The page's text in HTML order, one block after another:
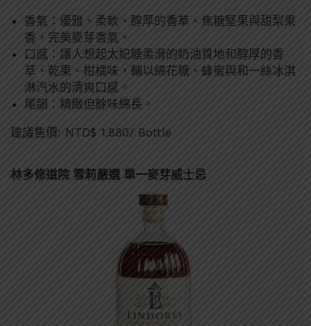
香氣：優雅、柔軟、醇厚的香草、焦糖堅果與甜梨果
香，完美麥芽香氣。
口感：讓人想起太妃糖柔滑的奶油質地和醇厚的香
草、乾果、柑橘味，輔以綿花糖、蜂蜜與和一絲冰淇
淋汽水的清爽口感。
尾韻：精緻但餘味綿長。
建議售價: NTD$ 1,880/ Bottle
林多修道院 雪莉嚴選 單一麥芽威士忌